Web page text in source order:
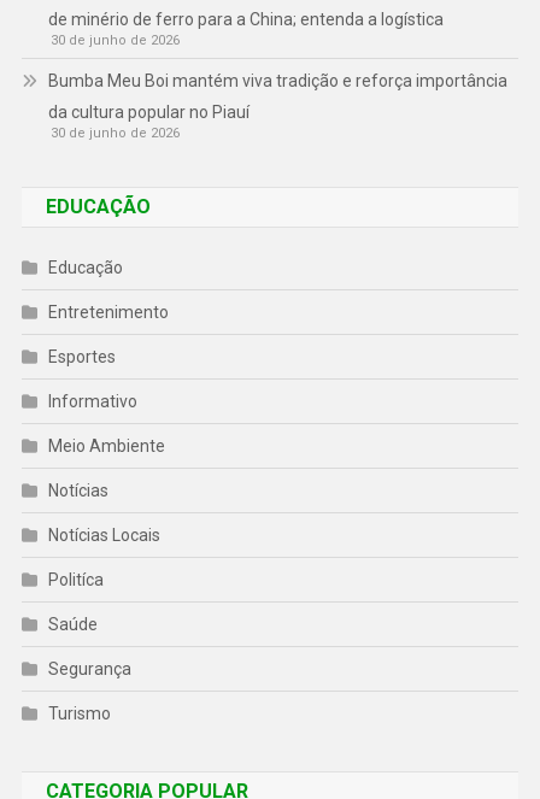
de minério de ferro para a China; entenda a logística
30 de junho de 2026
Bumba Meu Boi mantém viva tradição e reforça importância
da cultura popular no Piauí
30 de junho de 2026
EDUCAÇÃO
Educação
Entretenimento
Esportes
Informativo
Meio Ambiente
Notícias
Notícias Locais
Politíca
Saúde
Segurança
Turismo
CATEGORIA POPULAR